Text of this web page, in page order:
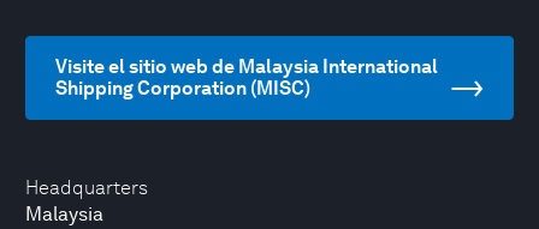
Headquarters
Malaysia
Visite el sitio web de Malaysia International
Shipping Corporation (MISC)